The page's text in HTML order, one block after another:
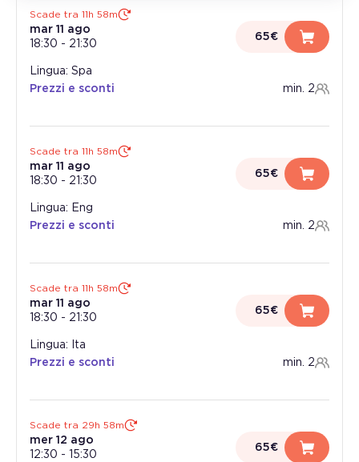
Scade tra 11h 57m
mar 11 ago
18:30 - 21:30
65€
Lingua: Spa
Prezzi e sconti
min. 2
Scade tra 11h 57m
mar 11 ago
18:30 - 21:30
65€
Lingua: Eng
Prezzi e sconti
min. 2
Scade tra 11h 57m
mar 11 ago
18:30 - 21:30
65€
Lingua: Ita
Prezzi e sconti
min. 2
Scade tra 29h 57m
mer 12 ago
12:30 - 15:30
65€